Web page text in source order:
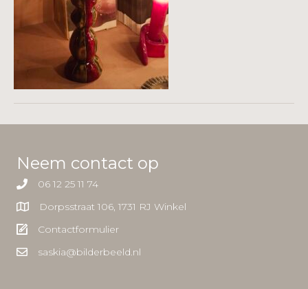
Neem contact op
06 12 25 11 74
Dorpsstraat 106, 1731 RJ Winkel
Contactformulier
saskia@bilderbeeld.nl